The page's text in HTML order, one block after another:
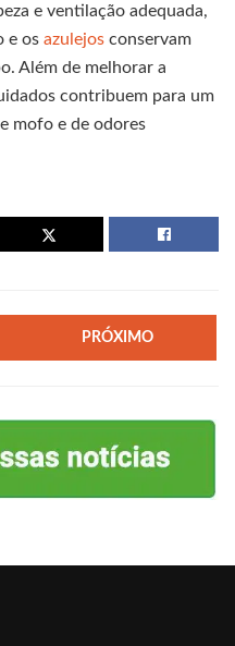
e ventilação adequada,
e os azulejos conservam
Além de melhorar a
contribuem para um
mofo e de odores
PRÓXIMO